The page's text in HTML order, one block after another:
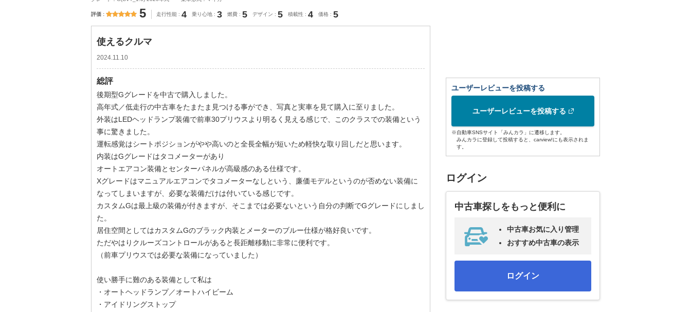
評価 5 走行性能 4 乗り心地 3 燃費 5 デザイン 5 積載性 4 価格 5
使えるクルマ
2024.11.10
総評
後期型Gグレードを中古で購入しました。
高年式／低走行の中古車をたまたま見つける事ができ、写真と実車を見て購入に至りました。
外装はLEDヘッドランプ装備で前車30プリウスより明るく見える感じで、このクラスでの装備という
事に驚きました。
運転感覚はシートポジションがやや高いのと全長全幅が短いため軽快な取り回しだと思います。
内装はGグレードはタコメーターがあり
オートエアコン装備とセンターパネルが高級感のある仕様です。
Xグレードはマニュアルエアコンでタコメーターなしという、廉価モデルというのが否めない装備に
なってしまいますが、必要な装備だけは付いている感じです。
カスタムGは最上級の装備が付きますが、そこまでは必要ないという自分の判断でGグレードにしまし
た。
居住空間としてはカスタムGのブラック内装とメーターのブルー仕様が格好良いです。
ただやはりクルーズコントロールがあると長距離移動に非常に便利です。
（前車プリウスでは必要な装備になっていました）
使い勝手に難のある装備として私は
・オートヘッドランプ／オートハイビーム
・アイドリングストップ
ユーザーレビューを投稿する
ユーザーレビューを投稿する
※自動車SNSサイト「みんカラ」に遷移します。
みんカラに登録して投稿すると、carview!にも表示されま
す。
ログイン
中古車探しをもっと便利に
中古車お気に入り管理
おすすめ中古車の表示
ログイン